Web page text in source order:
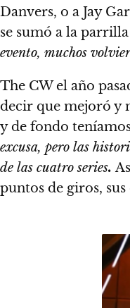
Danvers, o a Jay
se sumó a la
evento, muchos
The CW el año
decir que mejoró y
y de fondo
excusa, pero las
de las cuatro series.
puntos de giros,